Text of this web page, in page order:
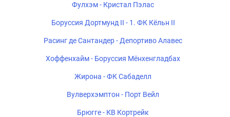
Фулхэм - Кристал Пэлас
Боруссия Дортмунд II - 1. ФК Кёльн II
Расинг де Сантандер - Депортиво Алавес
Хоффенхайм - Боруссия Мёнхенгладбах
Жирона - ФК Сабаделл
Вулверхэмптон - Порт Вейл
Брюгге - КВ Кортрейк